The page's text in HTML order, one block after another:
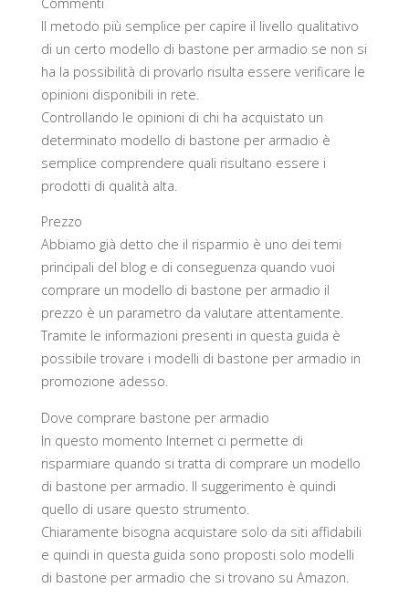
Il metodo più semplice per capire il livello qualitativo
di un certo modello di bastone per armadio se non si
ha la possibilità di provarlo risulta essere verificare le
opinioni disponibili in rete.
Controllando le opinioni di chi ha acquistato un
determinato modello di bastone per armadio è
semplice comprendere quali risultano essere i
prodotti di qualità alta.
Prezzo
Abbiamo già detto che il risparmio è uno dei temi
principali del blog e di conseguenza quando vuoi
comprare un modello di bastone per armadio il
prezzo è un parametro da valutare attentamente.
Tramite le informazioni presenti in questa guida è
possibile trovare i modelli di bastone per armadio in
promozione adesso.
Dove comprare bastone per armadio
In questo momento Internet ci permette di
risparmiare quando si tratta di comprare un modello
di bastone per armadio. Il suggerimento è quindi
quello di usare questo strumento.
Chiaramente bisogna acquistare solo da siti affidabili
e quindi in questa guida sono proposti solo modelli
di bastone per armadio che si trovano su Amazon.